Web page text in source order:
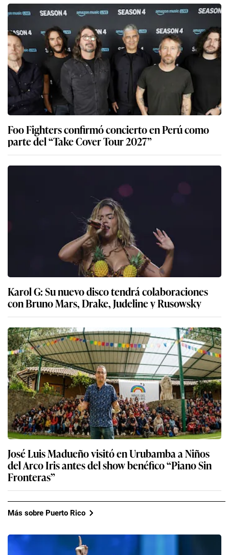
Foo Fighters confirmó concierto en Perú como
parte del “Take Cover Tour 2027”
Karol G: Su nuevo disco tendrá colaboraciones
con Bruno Mars, Drake, Judeline y Rusowsky
José Luis Madueño visitó en Urubamba a Niños
del Arco Iris antes del show benéfico “Piano Sin
Fronteras”
Más sobre Puerto Rico